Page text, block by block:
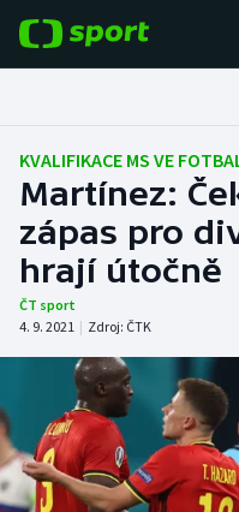
Fotbal
Hokej
Tenis
Atletika
Cyklistika
DALŠÍ SPORTY
Americký fotbal
NEPŘEHLÉDNĚTE
KVALIFIKACE MS VE
Martínez:
zápas pro
hrají útočně
ČT sport
4. 9. 2021 | Zdroj: ČTK